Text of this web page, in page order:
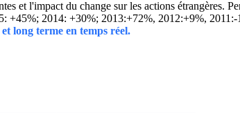
et l'impact du change sur les actions
+45%; 2014: +30%; 2013:+72%, 2012:+9%, 2011:-
long terme en temps réel.